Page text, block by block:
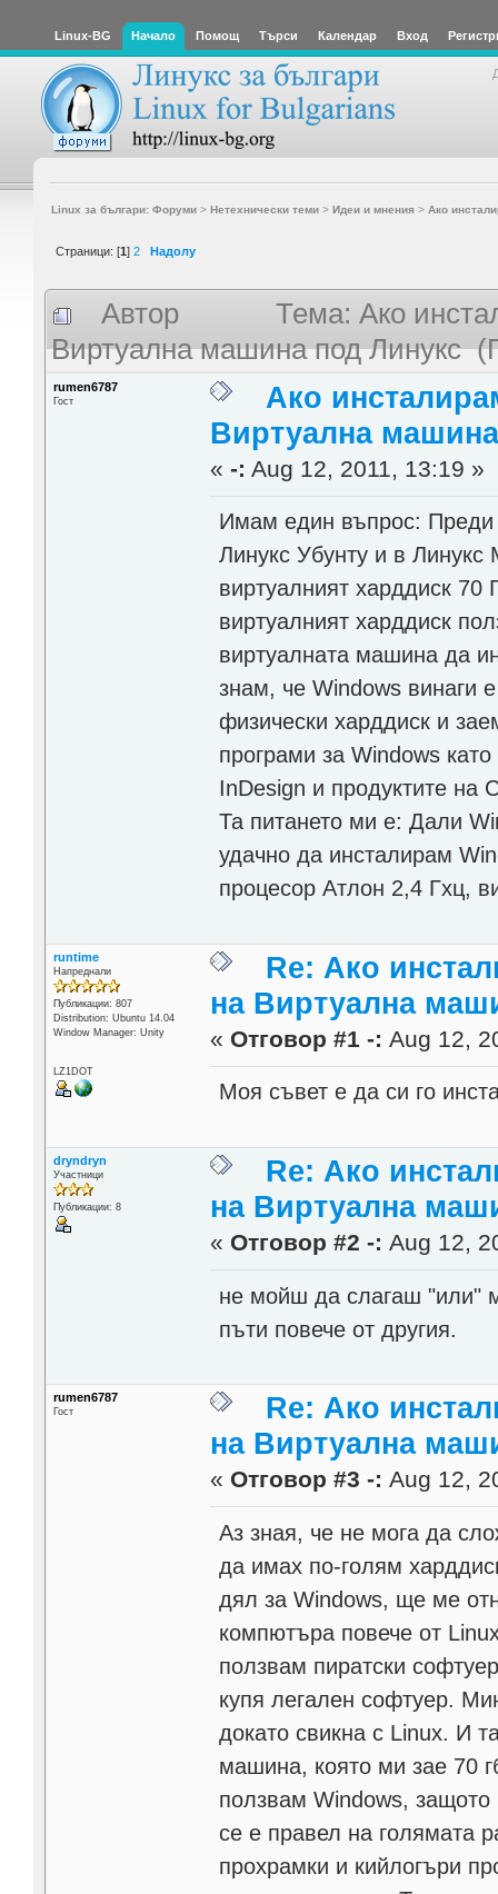
Linux-BG Начало Помощ Търси Календар Вход
Linux за българи: Форуми> Нетехнически теми> Идеи и мнения > Ако
Страници: [1] 2 Надолу
Автор
Тема: Ако
Виртуална машина под Линукс
rumen6787
Гост
Ако
Виртуална
«-: Aug 12, 2011, 13:19 »
Имам един въпрос: Преди
Линукс Убунту и в
виртуалният харддиск
виртуалният харддиск
виртуалната машина да
знам, че Windows винаги
физически харддиск и
програми за Windows
InDesign и продуктите на
Та питането ми е: Дали
удачно да инсталирам
процесор Атлон 2,4 Гхц,
runtime
Напреднали
Публикации: 807
Distribution: Ubuntu 14.04
Window Manager: Unity
LZ1DOT
Re: Ако
на Виртуална
« Отговор #1 -: Aug 12,
Моя съвет е да си го
dryndryn
Участници
Публикации: 8
Re: Ако
на Виртуална
« Отговор #2 -: Aug 12,
не мойш да слагаш "или"
пъти повече от другия.
rumen6787
Гост
Re: Ако
на Виртуална
« Отговор #3 -: Aug 12,
Аз зная, че не мога да
да имах по-голям
дял за Windows, ще ме
компютъра повече от
ползвам пиратски
купя легален софтуер.
докато свикна с Linux. И
машина, която ми зае 70
ползвам Windows, защото
се е правел на голямата
прохрамки и кийлогъри